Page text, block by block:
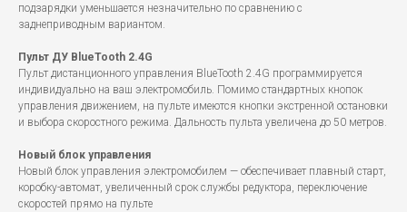
подзарядки уменьшается незначительно по сравнению с
заднеприводным вариантом.
Пульт ДУ BlueTooth 2.4G
Пульт дистанционного управления BlueTooth 2.4G программируется
индивидуально на ваш электромобиль. Помимо стандартных кнопок
управления движением, на пульте имеются кнопки экстренной остановки
и выбора скоростного режима. Дальность пульта увеличена до 50 метров.
Новый блок управления
Новый блок управления электромобилем — обеспечивает плавный старт,
коробку-автомат, увеличенный срок службы редуктора, переключение
скоростей прямо на пульте